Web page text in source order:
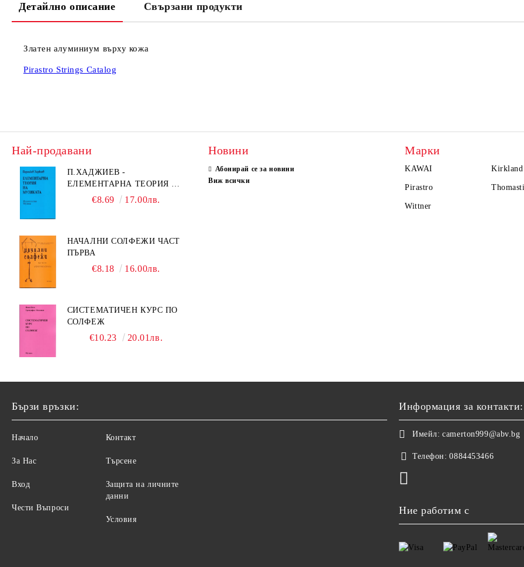
Детайлно описание Свързани продукти
Златен алуминиум върху кожа
Pirastro Strings Catalog
Най-продавани
П.ХАДЖИЕВ -
ЕЛЕМЕНТАРНА ТЕОРИЯ НА
МУЗИКАТА
€8.69 17.00лв.
НАЧАЛНИ СОЛФЕЖИ ЧАСТ
ПЪРВА
€8.18 16.00лв.
СИСТЕМАТИЧЕН КУРС ПО
СОЛФЕЖ
€10.23 20.01лв.
Новини
Абонирай се за новини
Виж всички
Марки
KAWAI Kirkland
Pirastro
Wittner
Бързи връзки:
Начало
За Нас
Вход
Чести Въпроси
Контакт
Търсене
Защита на личните
данни
Условия
Информация за контакти:
Имейл: camerton999@abv.bg
Телефон: 0884453466
Ние работим с